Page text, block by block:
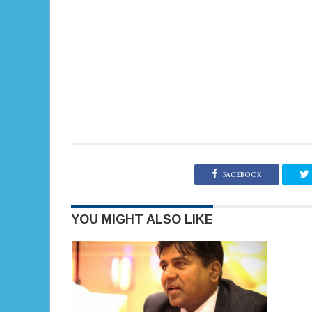
FACEBOOK
YOU MIGHT ALSO LIKE